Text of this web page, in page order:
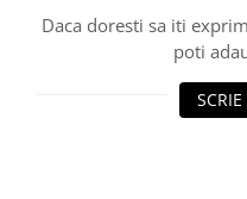
Daca doresti sa iti
poti